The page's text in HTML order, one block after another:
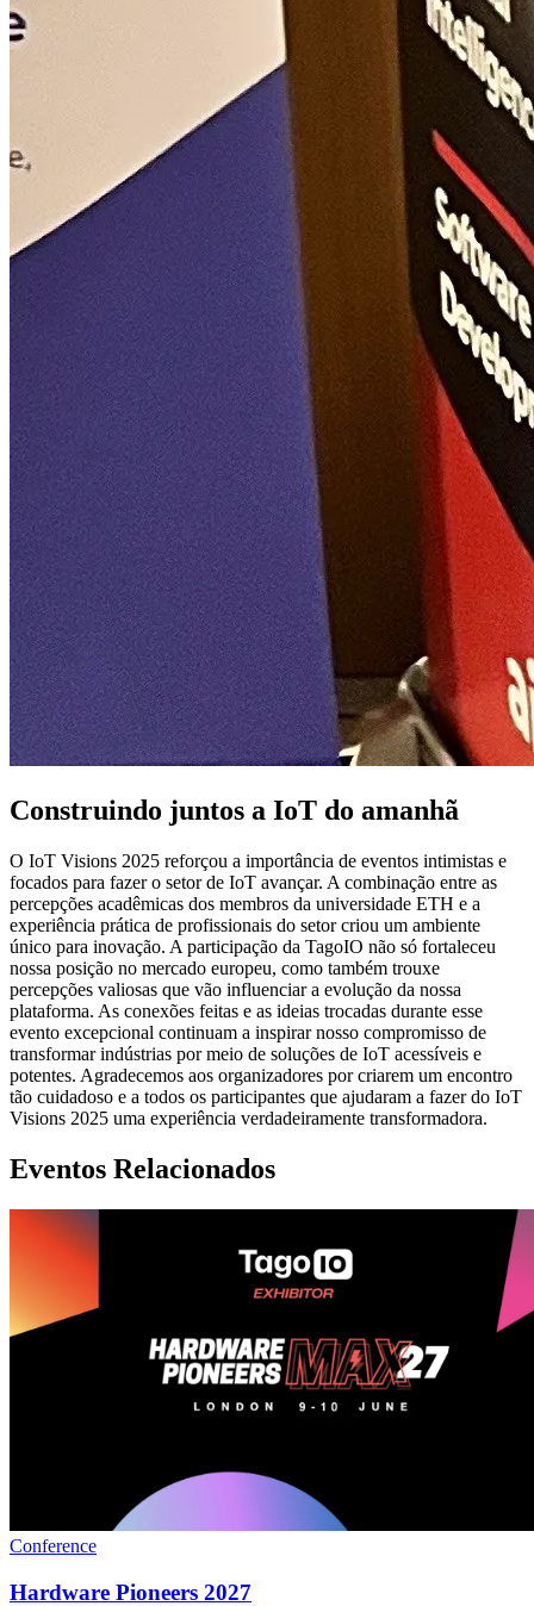
Construindo juntos a IoT do amanhã
O IoT Visions 2025 reforçou a importância de eventos intimistas e
focados para fazer o setor de IoT avançar. A combinação entre as
percepções acadêmicas dos membros da universidade ETH e a
experiência prática de profissionais do setor criou um ambiente
único para inovação. A participação da TagoIO não só fortaleceu
nossa posição no mercado europeu, como também trouxe
percepções valiosas que vão influenciar a evolução da nossa
plataforma. As conexões feitas e as ideias trocadas durante esse
evento excepcional continuam a inspirar nosso compromisso de
transformar indústrias por meio de soluções de IoT acessíveis e
potentes. Agradecemos aos organizadores por criarem um encontro
tão cuidadoso e a todos os participantes que ajudaram a fazer do IoT
Visions 2025 uma experiência verdadeiramente transformadora.
Eventos Relacionados
Conference
Hardware Pioneers 2027